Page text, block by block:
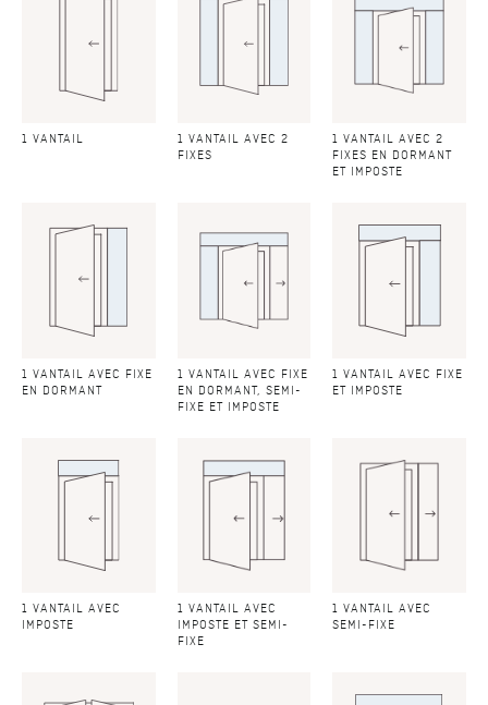
1 VANTAIL
1 VANTAIL AVEC 2
FIXES
1 VANTAIL AVEC 2
FIXES EN DORMANT
ET IMPOSTE
1 VANTAIL AVEC FIXE
EN DORMANT
1 VANTAIL AVEC FIXE
EN DORMANT, SEMI-
FIXE ET IMPOSTE
1 VANTAIL AVEC FIXE
ET IMPOSTE
1 VANTAIL AVEC
IMPOSTE
1 VANTAIL AVEC
IMPOSTE ET SEMI-
FIXE
1 VANTAIL AVEC
SEMI-FIXE